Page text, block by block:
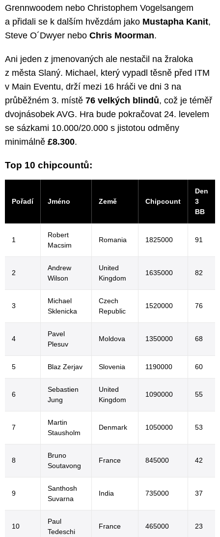
Grennwoodem nebo Christophem Vogelsangem
a přidali se k dalším hvězdám jako Mustapha Kanit,
Steve O´Dwyer nebo Chris Moorman.
Ani jeden z jmenovaných ale nestačil na žraloka
z města Slaný. Michael, který vypadl těsně před ITM
v Main Eventu, drží mezi 16 hráči ve dni 3 na
průběžném 3. místě 76 velkých blindů, což je téměř
dvojnásobek AVG. Hra bude pokračovat 24. levelem
se sázkami 10.000/20.000 s jistotou odměny
minimálně £8.300.
Top 10 chipcountů:
Pořadí Jméno Země Chipcount
Den
3
BB
1
Robert
Macsim
Romania 1825000 91
2
Andrew
Wilson
United
Kingdom
1635000 82
3
Michael
Sklenicka
Czech
Republic
1520000 76
4
Pavel
Plesuv
Moldova 1350000 68
5 Blaz Zerjav Slovenia 1190000 60
6
Sebastien
Jung
United
Kingdom
1090000 55
7
Martin
Stausholm
Denmark 1050000 53
8
Bruno
Soutavong
France 845000 42
9
Santhosh
Suvarna
India 735000 37
10
Paul
Tedeschi
France 465000 23